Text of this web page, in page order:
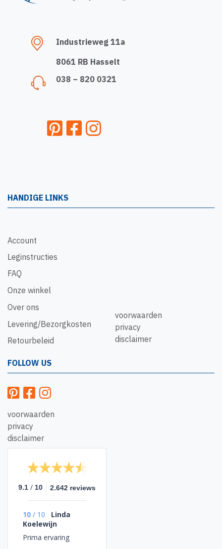
Industrieweg 11a
8061 RB Hasselt
038 – 820 0321
HANDIGE LINKS
Account
Leginstructies
FAQ
Onze winkel
Over ons
Levering/Bezorgkosten
Retourbeleid
voorwaarden
privacy
disclaimer
FOLLOW US
voorwaarden
privacy
disclaimer
9.1 / 10 2.642 reviews
10 / 10
Linda
Koelewijn
Prima ervaring